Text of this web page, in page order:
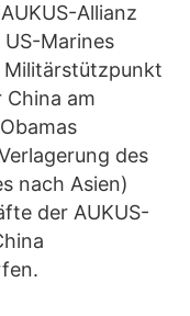
Allianz
Marines
Militärstützpunkt
am
des
nach Asien)
der AUKUS-